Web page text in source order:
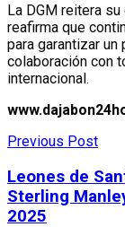
La DGM reitera
reafirma que
para garantizar
colaboración con
internacional.
Previous Post
Leones de
Sterling
2025